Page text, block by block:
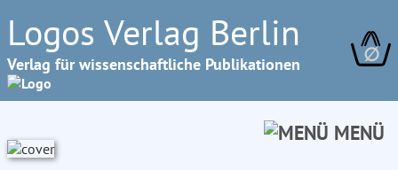
Logos Verlag Berlin
Verlag für wissenschaftliche Publikationen ∅
MENÜ